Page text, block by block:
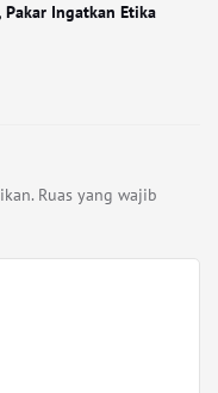
Pakar Ingatkan Etika
Ruas yang wajib